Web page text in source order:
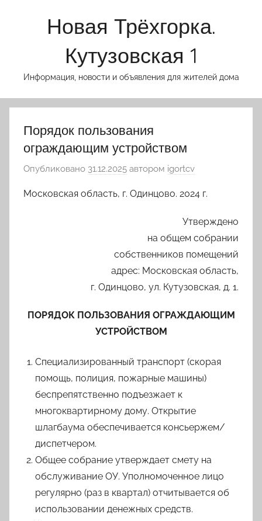
Новая Трёхгорка.
Кутузовская 1
Информация, новости и объявления для жителей дома
Порядок пользования
ограждающим устройством
Опубликовано 31.12.2025 автором igortcv
Московская область, г. Одинцово. 2024 г.
Утверждено
на общем собрании
собственников помещений
адрес: Московская область,
г. Одинцово, ул. Кутузовская, д. 1.
ПОРЯДОК ПОЛЬЗОВАНИЯ ОГРАЖДАЮЩИМ
УСТРОЙСТВОМ
Специализированный транспорт (скорая
помощь, полиция, пожарные машины)
беспрепятственно подъезжает к
многоквартирному дому. Открытие
шлагбаума обеспечивается консьержем/
диспетчером.
Общее собрание утверждает смету на
обслуживание ОУ. Уполномоченное лицо
регулярно (раз в квартал) отчитывается об
использовании денежных средств.